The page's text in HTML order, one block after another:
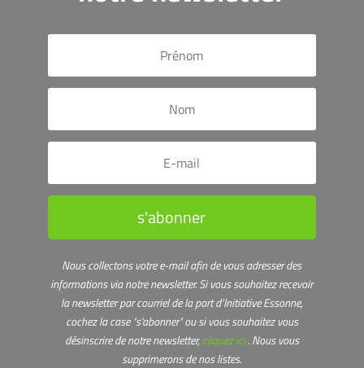
s'abonner
Nous collectons votre e-mail afin de vous adresser des
informations via notre newsletter.Si vous souhaitez recevoir
la newsletter par courriel de la part d’Initiative Essonne,
cochez la case "s'abonner" ou si vous souhaitez vous
désinscrire de notre newsletter,cliquez ici. Nous vous
supprimerons de nos listes.